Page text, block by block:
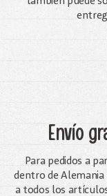
Envío
Para pedidos a
dentro de Alemania
a todos los